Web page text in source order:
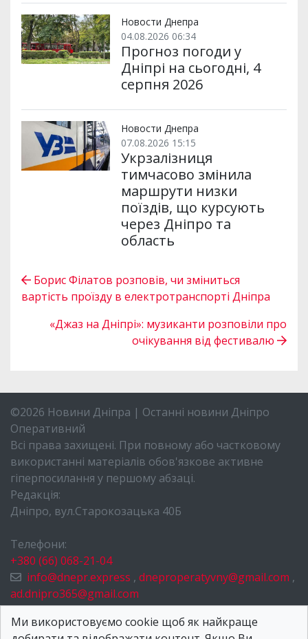
Новости Днепра
04.08.2026 06:34
Прогноз погоди у
Дніпрі на сьогодні, 4
серпня 2026
Новости Днепра
07.08.2026 15:15
Укрзалізниця
тимчасово змінила
маршрути низки
поїздів, що курсують
через Дніпро та
область
Борис Філатов розповів, чи зміниться
вартість проїзду в електротранспорті Дніпра
«Джаз на Дніпрі»: музиканти розповіли про
очікування від фестивалю
©2026 Новини Дніпра | Останні новини Дніпро
Оперативний
Всі права захищені. При повному або частковому
використанні матеріалів обов'язкове активне
гіперпосилання у першому абзаці.
Редакція:
Дніпро, вул.Старокозацька 40Б
Телефони:
+380 (66) 068-21-04
info@dnepr.express , dneproperatyvny@gmail.com ,
ad.dnipro365@gmail.com
НОВИНИ ДНІПРА
Ми використовуємо cookie щоб як найкраще